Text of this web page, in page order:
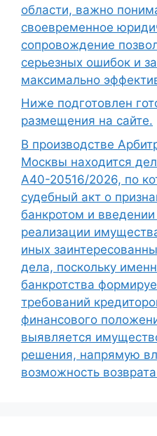
области, важно
своевременное
сопровождение
серьезных ошибок и
максимально
Ниже подготовлен
размещения на сайте.
В производстве
Москвы находится
А40-20516/2026, по
судебный акт о
банкротом и
реализации
иных
дела, поскольку
банкротства
требований
финансового
выявляется
решения, напрямую
возможность